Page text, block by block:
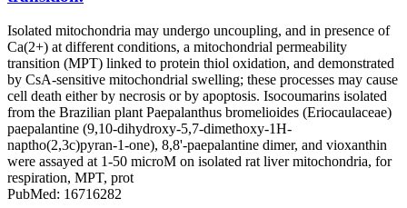
Isolated mitochondria may undergo uncoupling, and in presence of
Ca(2+) at different conditions, a mitochondrial permeability
transition (MPT) linked to protein thiol oxidation, and demonstrated
by CsA-sensitive mitochondrial swelling; these processes may cause
cell death either by necrosis or by apoptosis. Isocoumarins isolated
from the Brazilian plant Paepalanthus bromelioides (Eriocaulaceae)
paepalantine (9,10-dihydroxy-5,7-dimethoxy-1H-
naptho(2,3c)pyran-1-one), 8,8'-paepalantine dimer, and vioxanthin
were assayed at 1-50 microM on isolated rat liver mitochondria, for
respiration, MPT, prot
PubMed: 16716282